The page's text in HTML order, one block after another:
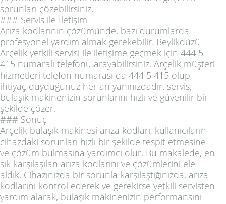
sorunları çözebilirsiniz.
### Servis ile İletişim
Arıza kodlarının çözümünde, bazı durumlarda
profesyonel yardım almak gerekebilir. Beylikdüzü
Arçelik yetkili servisi ile iletişime geçmek için 444 5
415 numaralı telefonu arayabilirsiniz. Arçelik müşteri
hizmetleri telefon numarası da 444 5 415 olup,
ihtiyaç duyduğunuz her an yanınızdadır. servis,
bulaşık makinenizin sorunlarını hızlı ve güvenilir bir
şekilde çözer.
### Sonuç
Arçelik bulaşık makinesi arıza kodları, kullanıcıların
cihazdaki sorunları hızlı bir şekilde tespit etmesine
ve çözüm bulmasına yardımcı olur. Bu makalede, en
sık karşılaşılan arıza kodlarını ve çözümlerini ele
aldık. Cihazınızda bir sorunla karşılaştığınızda, arıza
kodlarını kontrol ederek ve gerekirse yetkili servisten
yardım alarak, bulaşık makinenizin performansını